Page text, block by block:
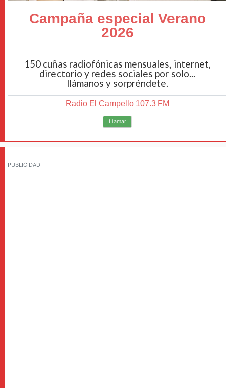
Campaña especial Verano
2026
150 cuñas radiofónicas mensuales, internet,
directorio y redes sociales por solo...
llámanos y sorpréndete.
Radio El Campello 107.3 FM
Llamar
PUBLICIDAD